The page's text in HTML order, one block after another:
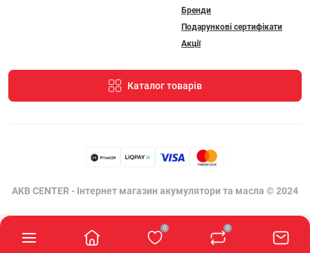
0 0
Бренди
Подарункові сертифікати
Акції
Каталог товарів
AKB CENTER - Інтернет магазин акумулятори та масла © 2024